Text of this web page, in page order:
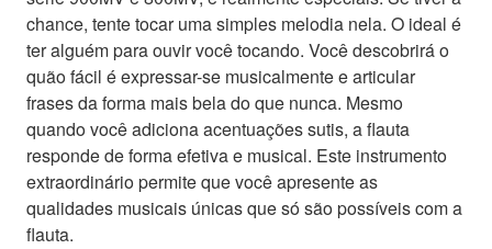
chance, tente tocar uma simples melodia nela. O ideal é
ter alguém para ouvir você tocando. Você descobrirá o
quão fácil é expressar-se musicalmente e articular
frases da forma mais bela do que nunca. Mesmo
quando você adiciona acentuações sutis, a flauta
responde de forma efetiva e musical. Este instrumento
extraordinário permite que você apresente as
qualidades musicais únicas que só são possíveis com a
flauta.